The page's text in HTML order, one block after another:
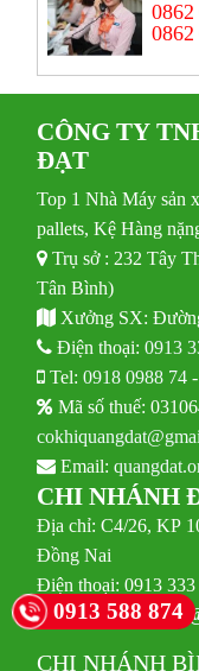
0862
0862
CÔNG TY
ĐẠT
Top 1 Nhà Máy sản
pallets, Kệ Hàng
Trụ sở : 232 Tây
Tân Bình)
Xưởng SX:
Điện thoại:0913
Tel:0918 0988 74
Mã số thuế:
Email:
CHI NHÁNH
Địa chỉ: C4/26, KP
Đồng Nai
Điện thoại: 0913
Email:
CHI NHÁNH
0913 588 874